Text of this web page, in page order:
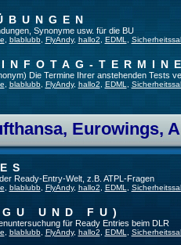
Synonyme usw. für die BU
blablubb, FlyAndy, hallo2 EDML
TERMINE
Die Termine Ihrer anstehenden Tests
blablubb, FlyAndy, hallo2 EDML
Eurowings,
Ready-Entry-Welt, z.B. ATPL-Fragen
blablubb, FlyAndy, hallo2 EDML
UND FU)
für Ready Entries beim DLR
blablubb, FlyAndy, hallo2 EDML